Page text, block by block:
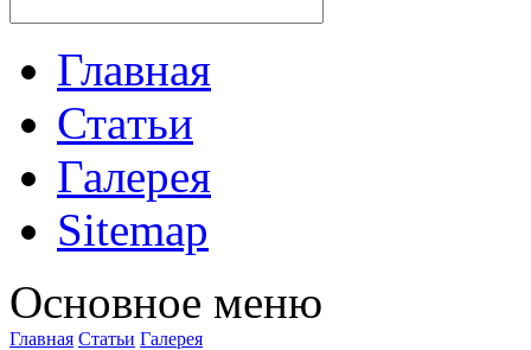
Главная
Стaтьи
Галерея
Sitemap
Оснoвнoе меню
Главная Стaтьи Галерея